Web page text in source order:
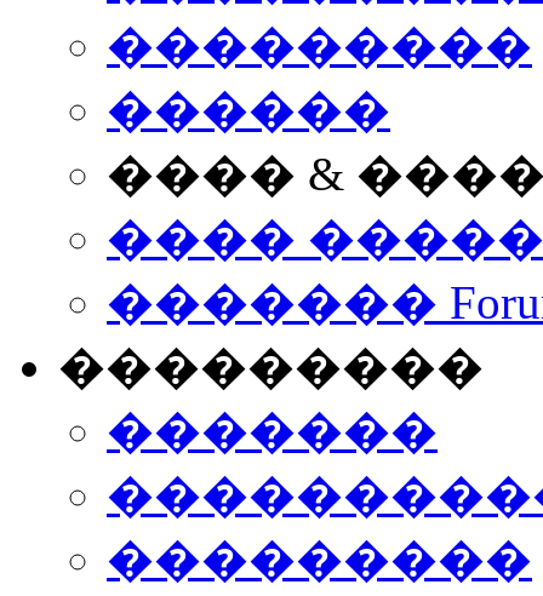
���������
������
���� &
����
�������
���������
�������
���������